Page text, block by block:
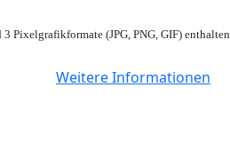
Weitere Informationen
Pixelgrafikformate (JPG, PNG, GIF) enthalten.